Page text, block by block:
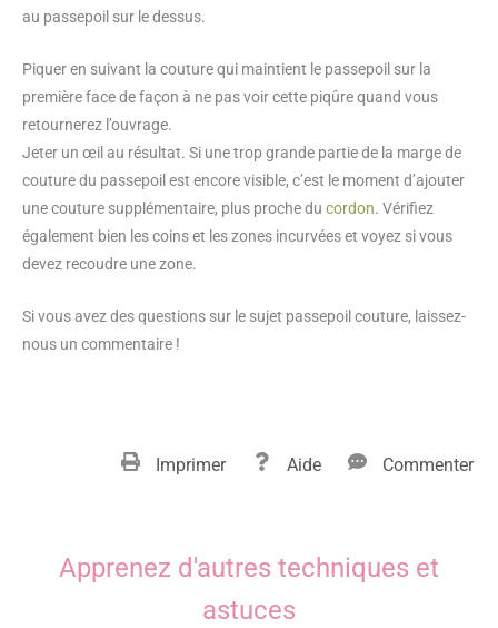
au passepoil sur le dessus.
Piquer en suivant la couture qui maintient le passepoil sur la
première face de façon à ne pas voir cette piqûre quand vous
retournerez l’ouvrage.
Jeter un œil au résultat. Si une trop grande partie de la marge de
couture du passepoil est encore visible, c’est le moment d’ajouter
une couture supplémentaire, plus proche du cordon. Vérifiez
également bien les coins et les zones incurvées et voyez si vous
devez recoudre une zone.
Si vous avez des questions sur le sujet passepoil couture, laissez-
nous un commentaire !
Imprimer Aide Commenter
Apprenez d'autres techniques et
astuces